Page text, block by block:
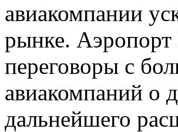
авиакомпании
рынке. Аэропорт
переговоры с
авиакомпаний о
дальнейшего